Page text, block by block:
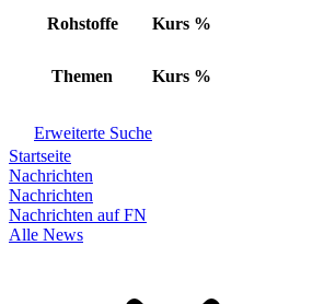
Rohstoffe Kurs %
Themen Kurs %
Erweiterte Suche
Startseite
Nachrichten
Nachrichten
Nachrichten auf FN
Alle News